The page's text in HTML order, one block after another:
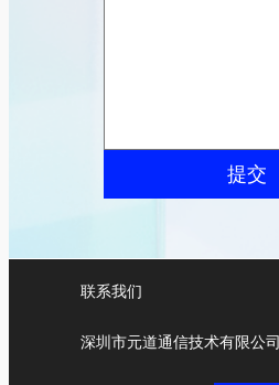
提交
联系我们
深圳市元道通信技术有限公司